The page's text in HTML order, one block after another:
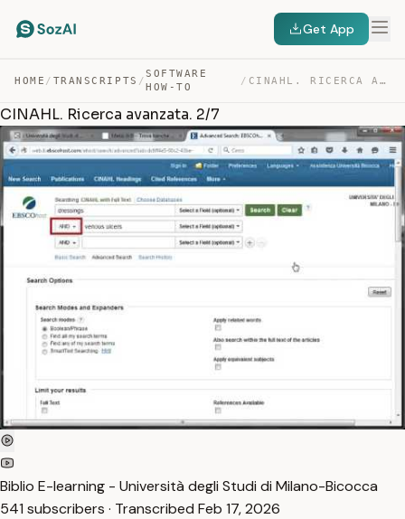
Get App
HOME / TRANSCRIPTS /
SOFTWARE
HOW-TO
/ CINAHL. RICERCA AVANZATA. 2/7 — TRANSCRIPT
CINAHL. Ricerca avanzata. 2/7
Biblio E-learning - Università degli Studi di Milano-Bicocca
541 subscribers · Transcribed Feb 17, 2026